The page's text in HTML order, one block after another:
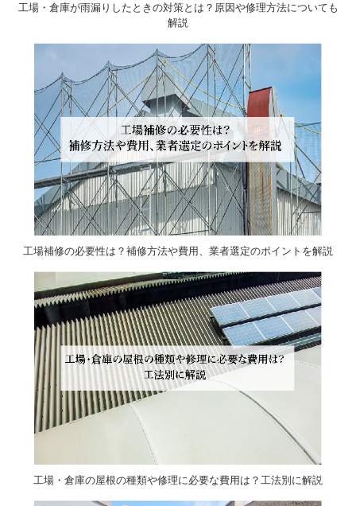
工場・倉庫が雨漏りしたときの対策とは？原因や修理方法についても
解説
工場補修の必要性は？補修方法や費用、業者選定のポイントを解説
工場・倉庫の屋根の種類や修理に必要な費用は？工法別に解説